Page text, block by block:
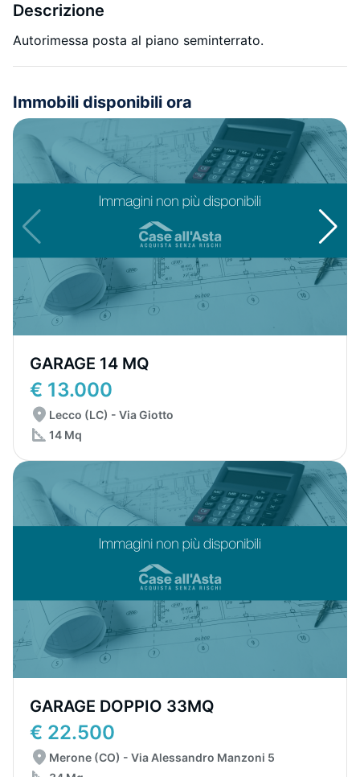
Descrizione
Autorimessa posta al piano seminterrato.
Immobili disponibili ora
GARAGE 14 MQ
€ 13.000
Lecco (LC) - Via Giotto
14 Mq
GARAGE DOPPIO 33MQ
€ 22.500
Merone (CO) - Via Alessandro Manzoni 5